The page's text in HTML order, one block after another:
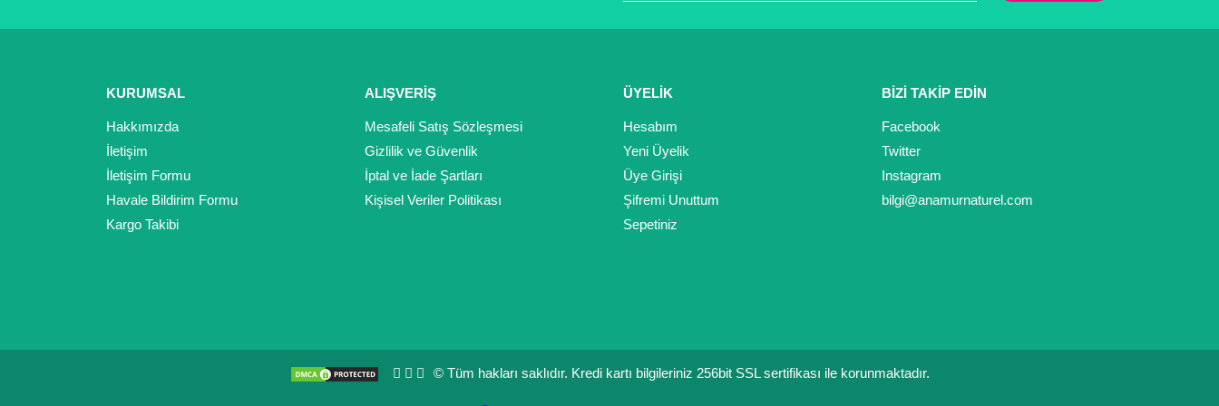
KURUMSAL
Hakkımızda
İletişim
İletişim Formu
Havale Bildirim Formu
Kargo Takibi
ALIŞVERİŞ
Mesafeli Satış Sözleşmesi
Gizlilik ve Güvenlik
İptal ve İade Şartları
Kişisel Veriler Politikası
ÜYELİK
Hesabım
Yeni Üyelik
Üye Girişi
Şifremi Unuttum
Sepetiniz
BİZİ TAKİP EDİN
Facebook
Twitter
Instagram
bilgi@anamurnaturel.com
© Tüm hakları saklıdır. Kredi kartı bilgileriniz 256bit SSL sertifikası ile korunmaktadır.